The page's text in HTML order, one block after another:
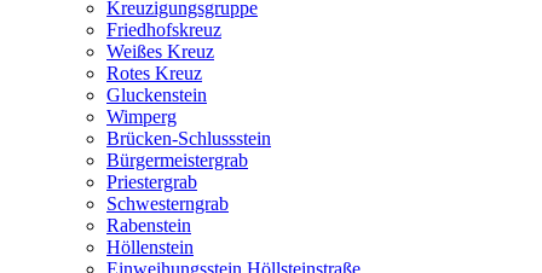
Kreuzigungsgruppe
Friedhofskreuz
Weißes Kreuz
Rotes Kreuz
Gluckenstein
Wimperg
Brücken-Schlussstein
Bürgermeistergrab
Priestergrab
Schwesterngrab
Rabenstein
Höllenstein